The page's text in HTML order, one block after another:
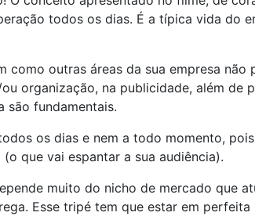
todos os dias. É a típica vida do
como outras áreas da sua empresa não
organização, na publicidade, além de
são fundamentais.
os dias e nem a todo momento,
que vai espantar a sua audiência).
muito do nicho de mercado que
Esse tripé tem que estar em